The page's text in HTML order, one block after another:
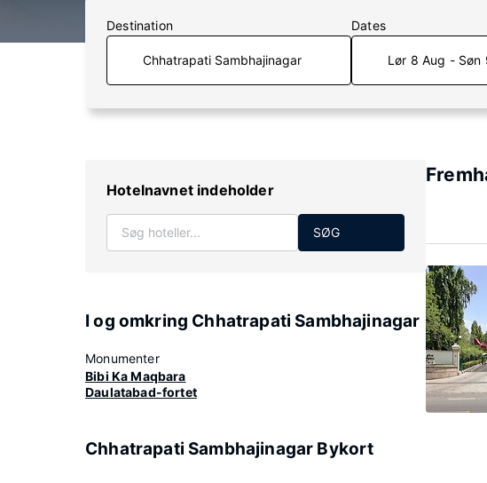
Destination Dates
Lør 8 Aug - Søn
Hotelnavnet indeholder
SØG
I og omkring Chhatrapati Sambhajinagar
Monumenter
Bibi Ka Maqbara
Daulatabad-fortet
Chhatrapati Sambhajinagar Bykort